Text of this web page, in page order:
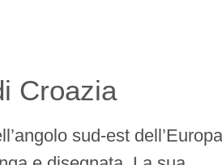
Croazia
sud-est